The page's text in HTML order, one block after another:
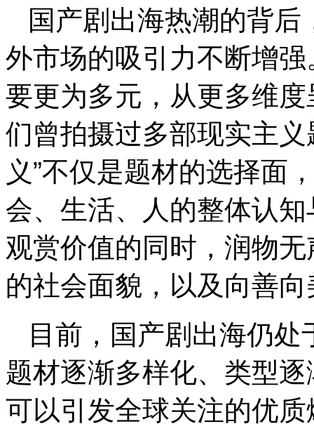
国产剧出海热潮的背
外市场的吸引力不断增强
要更为多元，从更多维
们曾拍摄过多部现实主
义”不仅是题材的选择面
会、生活、人的整体认
观赏价值的同时，润物
的社会面貌，以及向善
目前，国产剧出海仍
题材逐渐多样化、类型
可以引发全球关注的优